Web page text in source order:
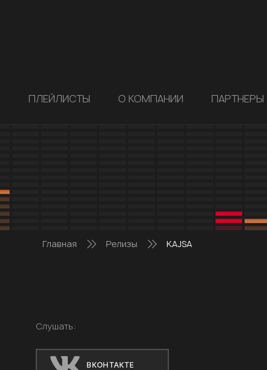
ПЛЕЙЛИСТЫ О КОМПАНИИ ПАРТНЕРЫ
Главная Релизы KAJSA
Слушать:
ВКОНТАКТЕ